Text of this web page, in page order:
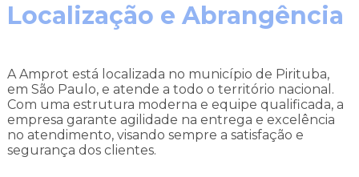
Localização e Abrangência
A Amprot está localizada no município de Pirituba,
em São Paulo, e atende a todo o território nacional.
Com uma estrutura moderna e equipe qualificada, a
empresa garante agilidade na entrega e excelência
no atendimento, visando sempre a satisfação e
segurança dos clientes.